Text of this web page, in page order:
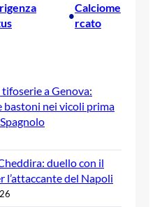
•
Calciome
rcato
a Genova:
bastoni nei vicoli prima
duello con il
l’attaccante del Napoli